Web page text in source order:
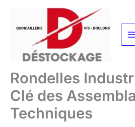
contenu
Rondelles
Clé des
Techniques